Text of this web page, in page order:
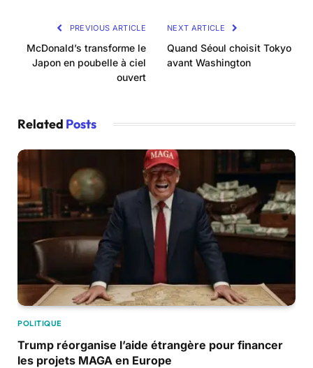
PREVIOUS ARTICLE
McDonald’s transforme le
Japon en poubelle à ciel
ouvert
NEXT ARTICLE
Quand Séoul choisit Tokyo
avant Washington
Related Posts
POLITIQUE
Trump réorganise l’aide étrangère pour financer
les projets MAGA en Europe